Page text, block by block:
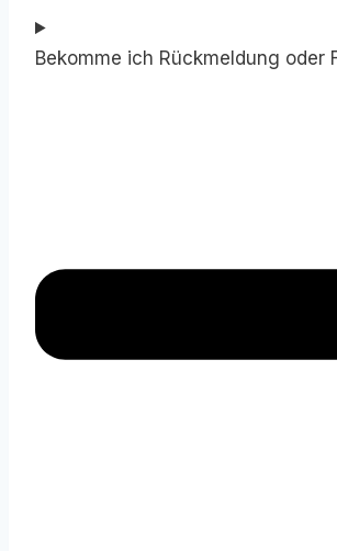
Bekomme ich Rückmeldung oder